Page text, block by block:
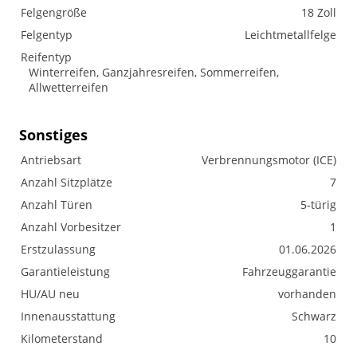
Felgengröße
18 Zoll
Felgentyp
Leichtmetallfelge
Reifentyp
Winterreifen, Ganzjahresreifen, Sommerreifen,
Allwetterreifen
Sonstiges
Antriebsart
Verbrennungsmotor (ICE)
Anzahl Sitzplätze
7
Anzahl Türen
5-türig
Anzahl Vorbesitzer
1
Erstzulassung
01.06.2026
Garantieleistung
Fahrzeuggarantie
HU/AU neu
vorhanden
Innenausstattung
Schwarz
Kilometerstand
10